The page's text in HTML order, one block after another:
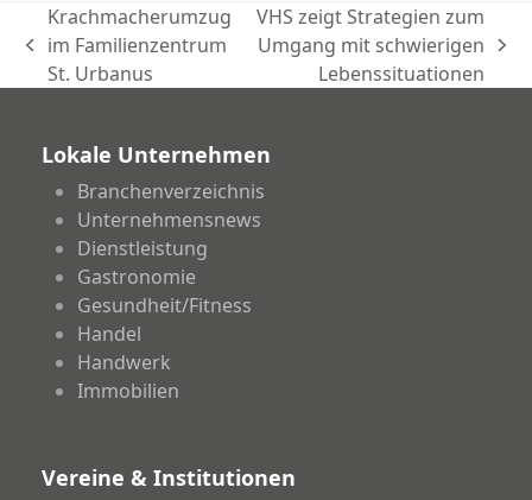
vorheriger
Beitrag:
Krachmacherumzug
im Familienzentrum
St. Urbanus
Nächster
Beitrag:
VHS zeigt Strategien zum
Umgang mit schwierigen
Lebenssituationen
Lokale Unternehmen
Branchenverzeichnis
Unternehmensnews
Dienstleistung
Gastronomie
Gesundheit/Fitness
Handel
Handwerk
Immobilien
Vereine & Institutionen